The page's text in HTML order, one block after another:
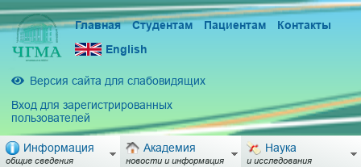
Главная Студентам Пациентам
Контакты
English
Версия сайта для слабовидящих
Вход для зарегистрированных
пользователей
Информация
общие сведения
Академия
новости и информация
Наука
и исследования